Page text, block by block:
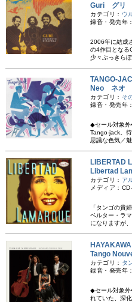
Guri グリ
カテゴリ： ウ
録音・発売年
2006年に結成
の4作目となる
少々ぶっきら
TANGO-
Neo ネオ
カテゴリ： そ
録音・発売年
◆セール対象外
Tango-jack。
思議な色気／
LIBERTAD
Libertad
カテゴリ： ア
メディア：
「タンゴの貴
ベルター・ラ
になりますが
Tango
カテゴリ： タ
録音・発売
◆セール対象外
れていた、深